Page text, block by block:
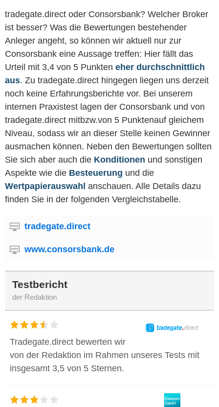
tradegate.direct oder Consorsbank? Welcher Broker
ist besser? Was die Bewertungen bestehender
Anleger angeht, so können wir aktuell nur zur
Consorsbank eine Aussage treffen: Hier fällt das
Urteil mit 3,4 von 5 Punkten eher durchschnittlich
aus. Zu tradegate.direct hingegen liegen uns derzeit
noch keine Erfahrungsberichte vor. Bei unserem
internen Praxistest lagen der Consorsbank und von
tradegate.direct mitbzw.von 5 Punktenauf gleichem
Niveau, sodass wir an dieser Stelle keinen Gewinner
ausmachen können. Neben den Bewertungen sollten
Sie sich aber auch die Konditionen und sonstigen
Aspekte wie die Besteuerung und die
Wertpapierauswahl anschauen. Alle Details dazu
finden Sie in der folgenden Vergleichstabelle.
tradegate.direct
www.consorsbank.de
Testbericht
der Redaktion
Tradegate.direct bewerten wir
von der Redaktion im Rahmen unseres Tests mit
insgesamt 3,5 von 5 Sternen.